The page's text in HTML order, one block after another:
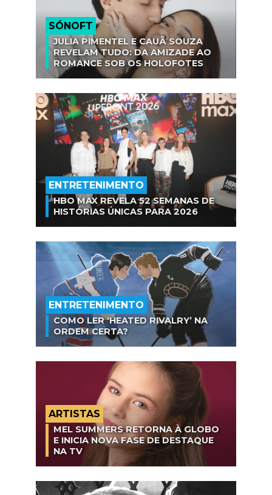
SÓNOFT
JULIA PIMENTEL E CAUÃ SOUZA
REVELAM TUDO: DA AMIZADE AO
ROMANCE SOB OS HOLOFOTES
ENTRETENIMENTO
HBO MAX REVELA 52 SEMANAS DE
HISTÓRIAS ÚNICAS PARA 2026
ENTRETENIMENTO
COMO LER ‘HEATED RIVALRY’ NA
ORDEM CERTA?
ARTISTAS
MEL SUMMERS RETORNA À GLOBO
E INICIA NOVA FASE DE DESTAQUE
NA TV